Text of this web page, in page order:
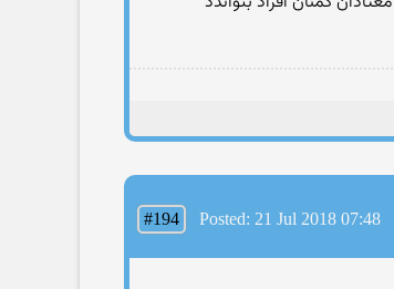
#194 Posted: 21 Jul 2018 07:48